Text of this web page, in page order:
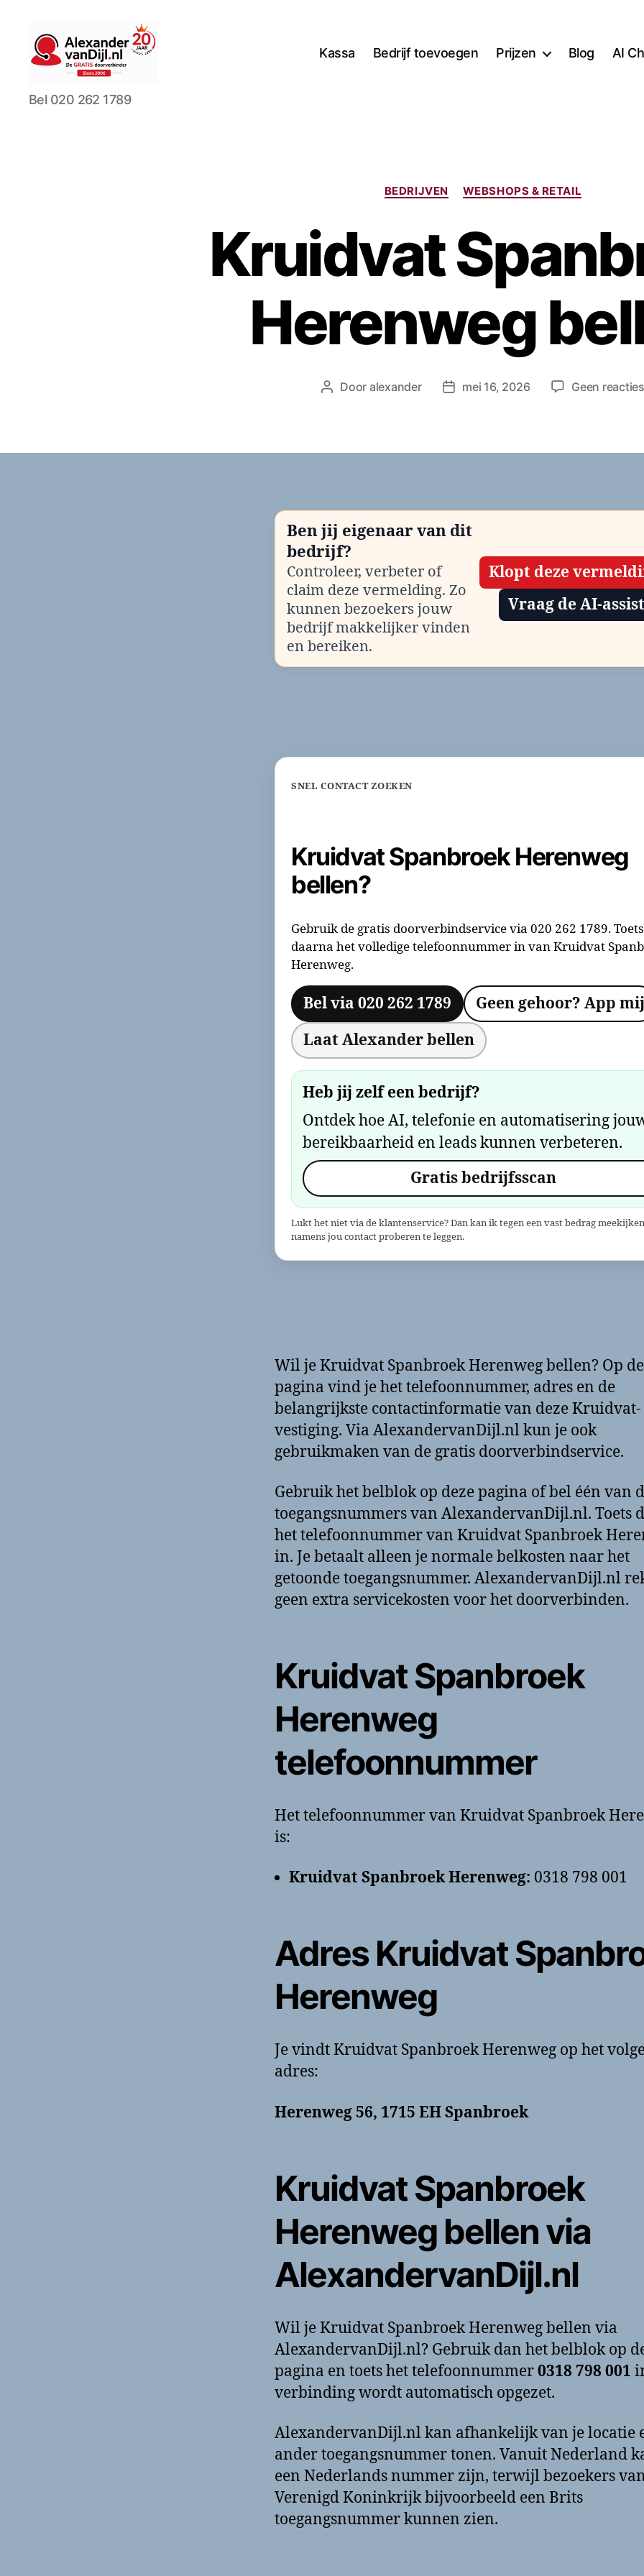
AlexandervanDijl.nl
Bel 020 262 1789
Kassa Bedrijf toevoegen Prijzen Blog
AI
Categorieën
BEDRIJVEN WEBSHOPS & RETAIL
Kruidvat
Herenweg
Berichtauteur
Door alexander Berichtdatum
mei 16, 2026 Geen reacties
Ben jij eigenaar van dit
bedrijf?
Controleer, verbeter of
claim deze vermelding. Zo
kunnen bezoekers jouw
bedrijf makkelijker vinden
en bereiken.
Klopt deze
Vraag de AI-
SNEL CONTACT ZOEKEN
Kruidvat Spanbroek Herenweg
bellen?
Gebruik de gratis doorverbindservice via 020 262 1789. Toets
daarna het volledige telefoonnummer in van Kruidvat
Herenweg.
Bel via 020 262 1789
Geen gehoor? App mij
Laat Alexander bellen
Heb jij zelf een bedrijf?
Ontdek hoe AI, telefonie en automatisering
bereikbaarheid en leads kunnen verbeteren.
Gratis bedrijfsscan
Lukt het niet via de klantenservice? Dan kan ik tegen een vast bedrag
namens jou contact proberen te leggen.
Wil je Kruidvat Spanbroek Herenweg bellen? Op
pagina vind je het telefoonnummer, adres en de
belangrijkste contactinformatie van deze Kruidvat-
vestiging. Via AlexandervanDijl.nl kun je ook
gebruikmaken van de gratis doorverbindservice.
Gebruik het belblok op deze pagina of bel één van
toegangsnummers van AlexandervanDijl.nl. Toets
het telefoonnummer van Kruidvat Spanbroek
in. Je betaalt alleen je normale belkosten naar het
getoonde toegangsnummer. AlexandervanDijl.nl
geen extra servicekosten voor het doorverbinden.
Kruidvat Spanbroek
Herenweg
telefoonnummer
Het telefoonnummer van Kruidvat Spanbroek
is:
Kruidvat Spanbroek Herenweg: 0318 798 001
Adres Kruidvat
Herenweg
Je vindt Kruidvat Spanbroek Herenweg op het
adres:
Herenweg 56, 1715 EH Spanbroek
Kruidvat Spanbroek
Herenweg bellen via
AlexandervanDijl.nl
Wil je Kruidvat Spanbroek Herenweg bellen via
AlexandervanDijl.nl? Gebruik dan het belblok op
pagina en toets het telefoonnummer0318 798 001
verbinding wordt automatisch opgezet.
AlexandervanDijl.nl kan afhankelijk van je locatie
ander toegangsnummer tonen. Vanuit Nederland
een Nederlands nummer zijn, terwijl bezoekers
Verenigd Koninkrijk bijvoorbeeld een Brits
toegangsnummer kunnen zien.